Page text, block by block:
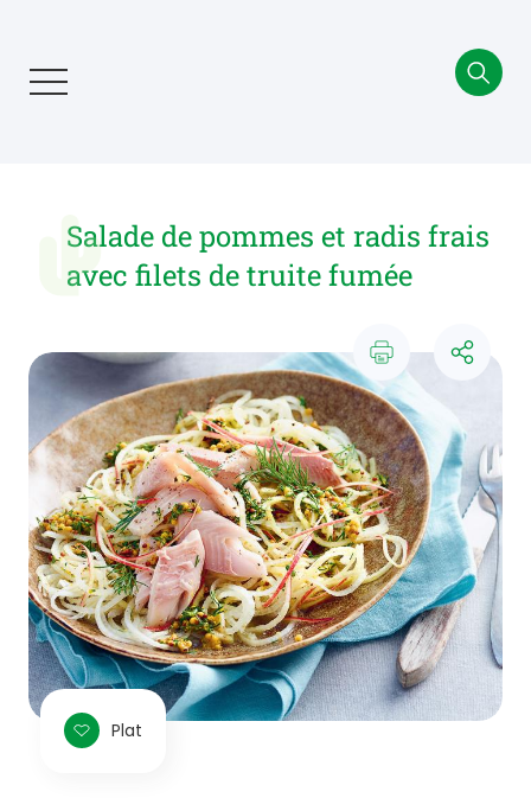
principalSalade de pommes et radis frais
avec filets de truite fumée
Plat